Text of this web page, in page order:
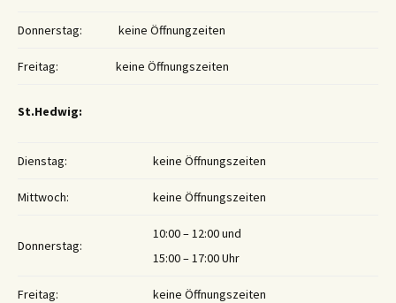
Donnerstag: keine Öffnungzeiten
Freitag: keine Öffnungszeiten
St.Hedwig:
Dienstag: keine Öffnungszeiten
Mittwoch: keine Öffnungszeiten
Donnerstag:
10:00 – 12:00 und
15:00 – 17:00 Uhr
Freitag: keine Öffnungszeiten